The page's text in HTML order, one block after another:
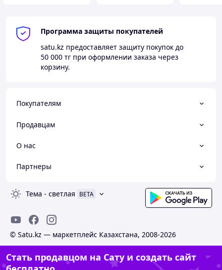
Программа защиты покупателей
satu.kz предоставляет защиту покупок до
50 000 тг при оформлении заказа через
корзину.
Покупателям
Продавцам
О нас
Партнеры
Тема - светлая BETA
© Satu.kz — маркетплейс Казахстана, 2008-2026
Стать продавцом на Сату и создать сайт